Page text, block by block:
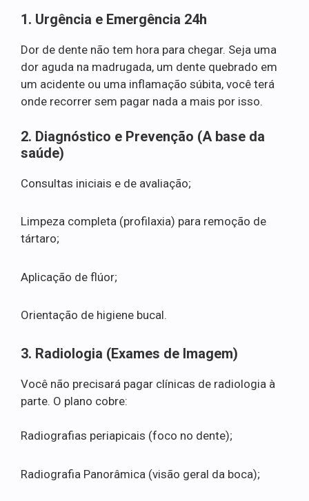
1. Urgência e Emergência 24h
Dor de dente não tem hora para chegar. Seja uma
dor aguda na madrugada, um dente quebrado em
um acidente ou uma inflamação súbita, você terá
onde recorrer sem pagar nada a mais por isso.
2. Diagnóstico e Prevenção (A base da
saúde)
Consultas iniciais e de avaliação;
Limpeza completa (profilaxia) para remoção de
tártaro;
Aplicação de flúor;
Orientação de higiene bucal.
3. Radiologia (Exames de Imagem)
Você não precisará pagar clínicas de radiologia à
parte. O plano cobre:
Radiografias periapicais (foco no dente);
Radiografia Panorâmica (visão geral da boca);